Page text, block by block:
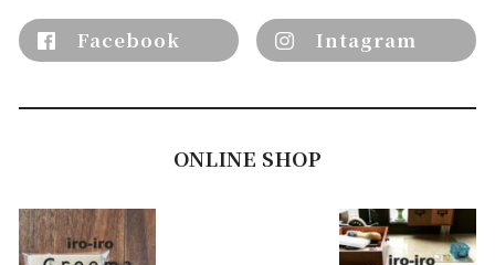
Facebook Intagram
ONLINE SHOP